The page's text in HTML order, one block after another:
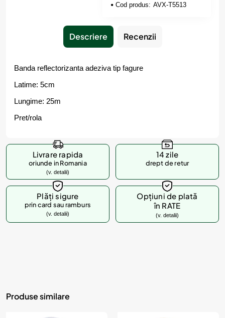
Cod produs: AVX-T5513
Descriere Recenzii
Banda reflectorizanta adeziva tip fagure
Latime: 5cm
Lungime: 25m
Pret/rola
Livrare rapida
oriunde in Romania
(v. detalii)
14 zile
drept de retur
Plăți sigure
prin card sau ramburs
(v. detalii)
Opțiuni de plată
în RATE
(v. detalii)
Produse similare